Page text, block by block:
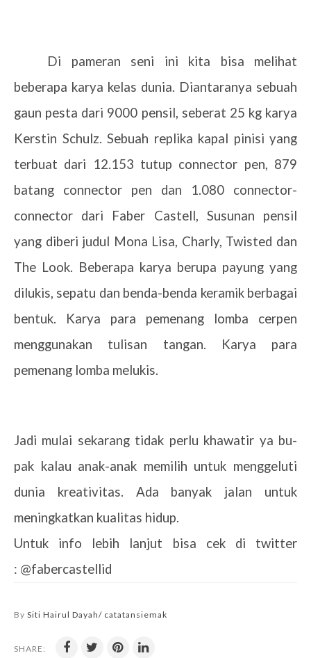
Di pameran seni ini kita bisa melihat
beberapa karya kelas dunia. Diantaranya sebuah
gaun pesta dari 9000 pensil, seberat 25 kg karya
Kerstin Schulz. Sebuah replika kapal pinisi yang
terbuat dari 12.153 tutup connector pen, 879
batang connector pen dan 1.080 connector-
connector dari Faber Castell, Susunan pensil
yang diberi judul Mona Lisa, Charly, Twisted dan
The Look. Beberapa karya berupa payung yang
dilukis, sepatu dan benda-benda keramik berbagai
bentuk. Karya para pemenang lomba cerpen
menggunakan tulisan tangan. Karya para
pemenang lomba melukis.
Jadi mulai sekarang tidak perlu khawatir ya bu-
pak kalau anak-anak memilih untuk menggeluti
dunia kreativitas. Ada banyak jalan untuk
meningkatkan kualitas hidup.
Untuk info lebih lanjut bisa cek di twitter
: @fabercastellid
By Siti Hairul Dayah/ catatansiemak
SHARE: